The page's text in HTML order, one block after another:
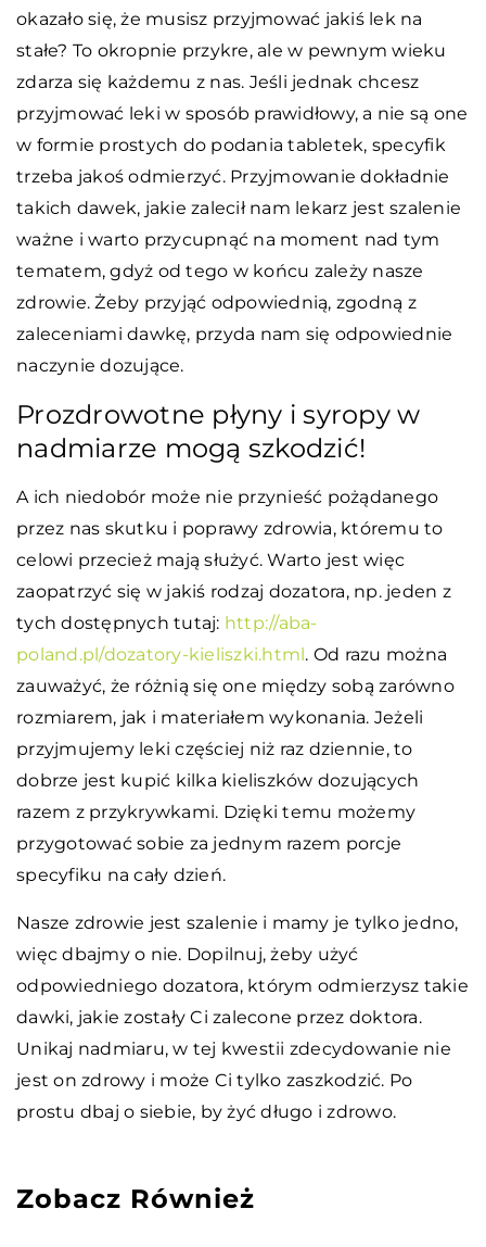
okazało się, że musisz przyjmować jakiś lek na
stałe? To okropnie przykre, ale w pewnym wieku
zdarza się każdemu z nas. Jeśli jednak chcesz
przyjmować leki w sposób prawidłowy, a nie są one
w formie prostych do podania tabletek, specyfik
trzeba jakoś odmierzyć. Przyjmowanie dokładnie
takich dawek, jakie zalecił nam lekarz jest szalenie
ważne i warto przycupnąć na moment nad tym
tematem, gdyż od tego w końcu zależy nasze
zdrowie. Żeby przyjąć odpowiednią, zgodną z
zaleceniami dawkę, przyda nam się odpowiednie
naczynie dozujące.
Prozdrowotne płyny i syropy w
nadmiarze mogą szkodzić!
A ich niedobór może nie przynieść pożądanego
przez nas skutku i poprawy zdrowia, któremu to
celowi przecież mają służyć. Warto jest więc
zaopatrzyć się w jakiś rodzaj dozatora, np. jeden z
tych dostępnych tutaj: http://aba-
poland.pl/dozatory-kieliszki.html. Od razu można
zauważyć, że różnią się one między sobą zarówno
rozmiarem, jak i materiałem wykonania. Jeżeli
przyjmujemy leki częściej niż raz dziennie, to
dobrze jest kupić kilka kieliszków dozujących
razem z przykrywkami. Dzięki temu możemy
przygotować sobie za jednym razem porcje
specyfiku na cały dzień.
Nasze zdrowie jest szalenie i mamy je tylko jedno,
więc dbajmy o nie. Dopilnuj, żeby użyć
odpowiedniego dozatora, którym odmierzysz takie
dawki, jakie zostały Ci zalecone przez doktora.
Unikaj nadmiaru, w tej kwestii zdecydowanie nie
jest on zdrowy i może Ci tylko zaszkodzić. Po
prostu dbaj o siebie, by żyć długo i zdrowo.
Zobacz Również